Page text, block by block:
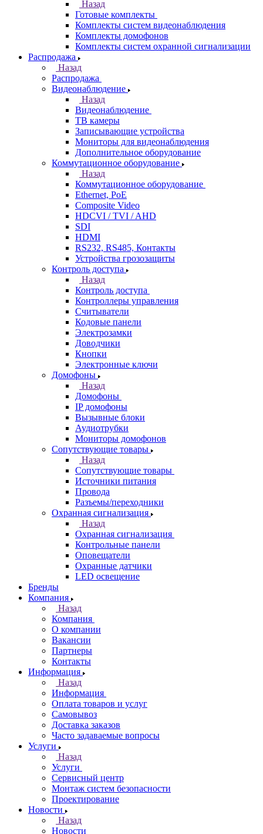
Назад
Готовые комплекты
Комплекты систем видеонаблюдения
Комплекты домофонов
Комплекты систем охранной сигнализации
Распродажа
Назад
Распродажа
Видеонаблюдение
Назад
Видеонаблюдение
ТВ камеры
Записывающие устройства
Мониторы для видеонаблюдения
Дополнительное оборудование
Коммутационное оборудование
Назад
Коммутационное оборудование
Ethernet, PoE
Composite Video
HDCVI / TVI / AHD
SDI
HDMI
RS232, RS485, Контакты
Устройства грозозащиты
Контроль доступа
Назад
Контроль доступа
Контроллеры управления
Считыватели
Кодовые панели
Электрозамки
Доводчики
Кнопки
Электронные ключи
Домофоны
Назад
Домофоны
IP домофоны
Вызывные блоки
Аудиотрубки
Мониторы домофонов
Сопутствующие товары
Назад
Сопутствующие товары
Источники питания
Провода
Разъемы/переходники
Охранная сигнализация
Назад
Охранная сигнализация
Контрольные панели
Оповещатели
Охранные датчики
LED освещение
Бренды
Компания
Назад
Компания
О компании
Вакансии
Партнеры
Контакты
Информация
Назад
Информация
Оплата товаров и услуг
Самовывоз
Доставка заказов
Часто задаваемые вопросы
Услуги
Назад
Услуги
Сервисный центр
Монтаж систем безопасности
Проектирование
Новости
Назад
Новости